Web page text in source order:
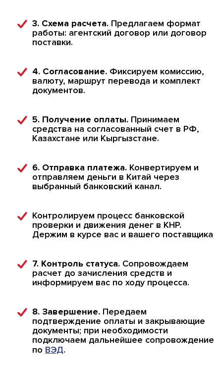
3. Схема расчета. Предлагаем формат
работы: агентский договор или договор
поставки.
4. Согласование. Фиксируем комиссию,
валюту, маршрут перевода и комплект
документов.
5. Получение оплаты. Принимаем
средства на согласованный счет в РФ,
Казахстане или Кыргызстане.
6. Отправка платежа. Конвертируем и
отправляем деньги в Китай через
выбранный банковский канал.
Контролируем процесс банковской
проверки и движения денег в КНР.
Держим в курсе вас и вашего поставщика
7. Контроль статуса. Сопровождаем
расчет до зачисления средств и
информируем вас по ходу процесса.
8. Завершение. Передаем
подтверждение оплаты и закрывающие
документы; при необходимости
подключаем дальнейшее сопровождение
по ВЭД.